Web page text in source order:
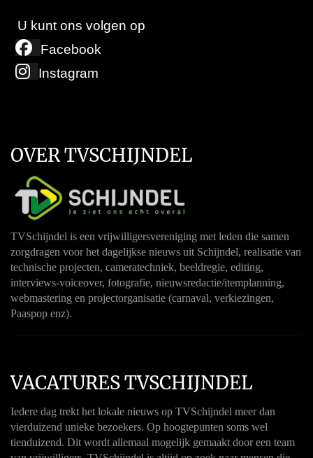
U kunt ons volgen op
Facebook
Instagram
OVER TVSCHIJNDEL
TVSchijndel is een vrijwilligersvereniging met leden die samen
zorgdragen voor het dagelijkse nieuws uit Schijndel, realisatie van
technische projecten, cameratechniek, beeldregie, editing,
interviews-voiceover, fotografie, nieuwsredactie/itemplanning,
webmastering en projectorganisatie (carnaval, verkiezingen,
Paaspop enz).
VACATURES TVSCHIJNDEL
Iedere dag trekt het lokale nieuws op TVSchijndel meer dan
vierduizend unieke bezoekers. Op hoogtepunten soms wel
tienduizend. Dit wordt allemaal mogelijk gemaakt door een team